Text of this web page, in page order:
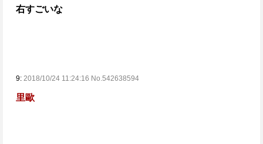
右すごいな
9: 2018/10/24 11:24:16 No.542638594
里歐